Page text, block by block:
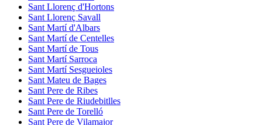
Sant Llorenç d'Hortons
Sant Llorenç Savall
Sant Martí d'Albars
Sant Martí de Centelles
Sant Martí de Tous
Sant Martí Sarroca
Sant Martí Sesgueioles
Sant Mateu de Bages
Sant Pere de Ribes
Sant Pere de Riudebitlles
Sant Pere de Torelló
Sant Pere de Vilamajor